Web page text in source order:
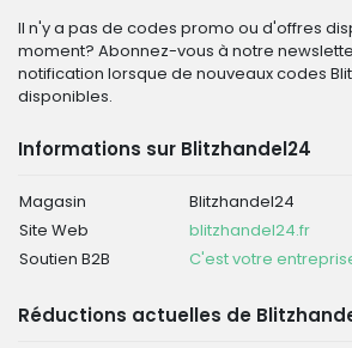
Il n'y a pas de codes promo ou d'offres
moment? Abonnez-vous à notre
notification lorsque de nouveaux codes
disponibles.
Informations sur Blitzhandel24
Magasin
Blitzhandel24
Site Web
blitzhandel24.fr
Soutien B2B
C'est votre
Réductions actuelles de